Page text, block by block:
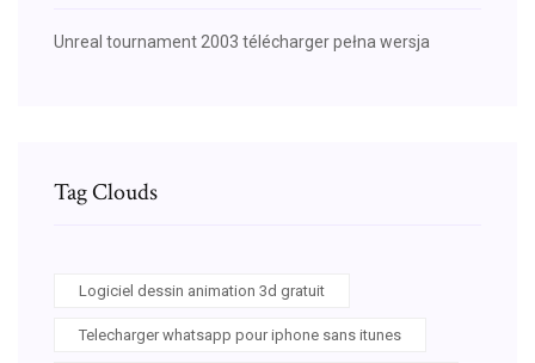
Unreal tournament 2003 télécharger pełna wersja
Tag Clouds
Logiciel dessin animation 3d gratuit
Telecharger whatsapp pour iphone sans itunes